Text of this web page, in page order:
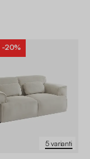
5 varianti
-20%